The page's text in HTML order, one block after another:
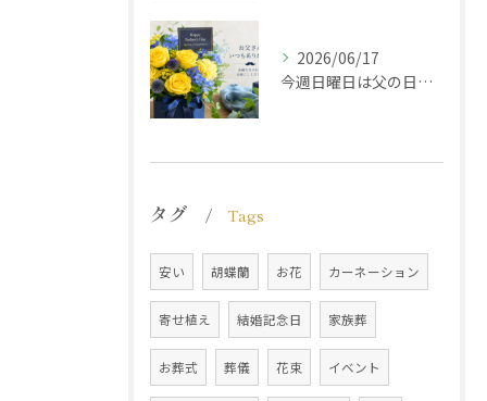
2026/06/17
今週日曜日は父の日です！感謝の気持ちをお花に込めて
タグ Tags
安い 胡蝶蘭 お花 カーネーション
寄せ植え 結婚記念日 家族葬
お葬式 葬儀 花束 イベント